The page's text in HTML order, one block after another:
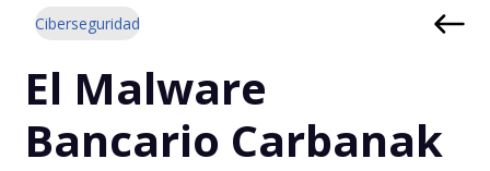
Ciberseguridad
El Malware
Bancario Carbanak